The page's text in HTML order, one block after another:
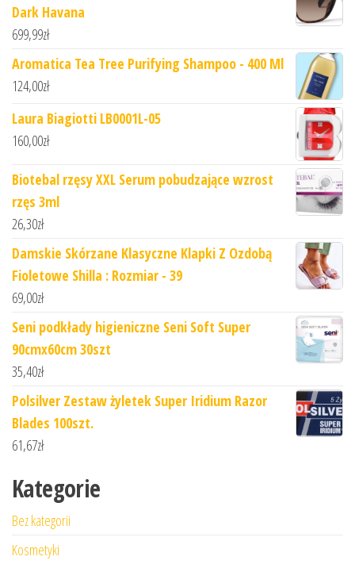
Dark Havana
699,99zł
Aromatica Tea Tree Purifying Shampoo - 400 Ml
124,00zł
Laura Biagiotti LB0001L-05
160,00zł
Biotebal rzęsy XXL Serum pobudzające wzrost
rzęs 3ml
26,30zł
Damskie Skórzane Klasyczne Klapki Z Ozdobą
Fioletowe Shilla : Rozmiar - 39
69,00zł
Seni podkłady higieniczne Seni Soft Super
90cmx60cm 30szt
35,40zł
Polsilver Zestaw żyletek Super Iridium Razor
Blades 100szt.
61,67zł
Kategorie
Bez kategorii
Kosmetyki